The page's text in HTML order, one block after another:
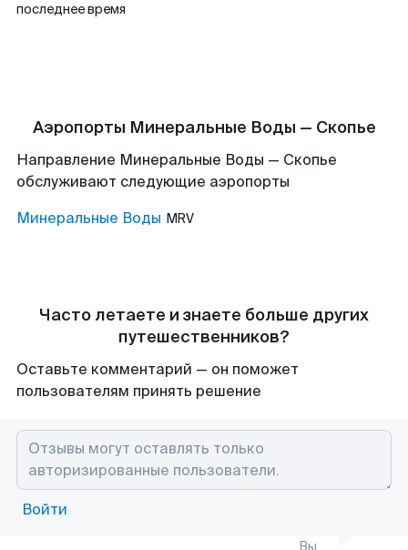
последнее время
Аэропорты Минеральные Воды — Скопье
Направление Минеральные Воды — Скопье
обслуживают следующие аэропорты
Минеральные Воды MRV
Часто летаете и знаете больше других
путешественников?
Оставьте комментарий — он поможет
пользователям принять решение
Войти
Вы